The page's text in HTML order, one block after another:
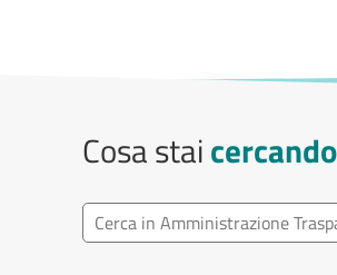
Cosa stai